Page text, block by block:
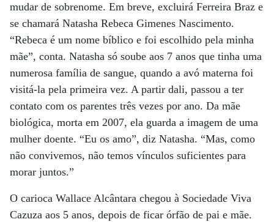
mudar de sobrenome. Em breve, excluirá Ferreira Braz e
se chamará Natasha Rebeca Gimenes Nascimento.
“Rebeca é um nome bíblico e foi escolhido pela minha
mãe”, conta. Natasha só soube aos 7 anos que tinha uma
numerosa família de sangue, quando a avó materna foi
visitá-la pela primeira vez. A partir dali, passou a ter
contato com os parentes três vezes por ano. Da mãe
biológica, morta em 2007, ela guarda a imagem de uma
mulher doente. “Eu os amo”, diz Natasha. “Mas, como
não convivemos, não temos vínculos suficientes para
morar juntos.”
O carioca Wallace Alcântara chegou à Sociedade Viva
Cazuza aos 5 anos, depois de ficar órfão de pai e mãe.